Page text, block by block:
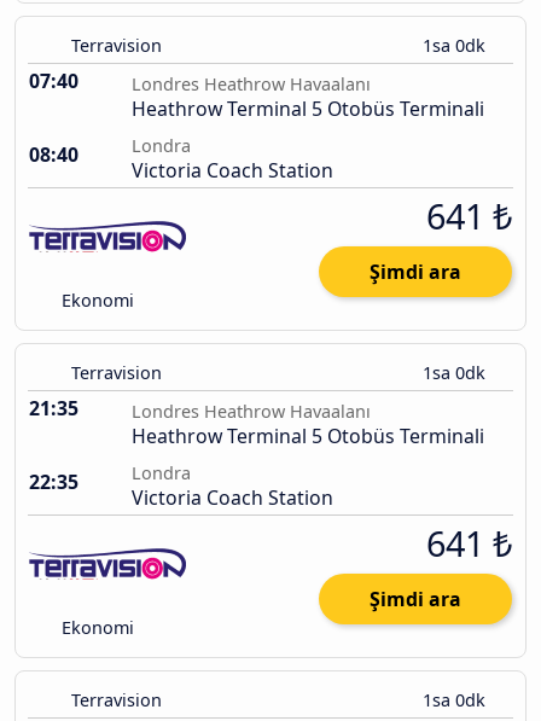
Terravision 1sa 0dk
07:40 Londres Heathrow Havaalanı
Heathrow Terminal 5 Otobüs Terminali
08:40
Londra
Victoria Coach Station
Ekonomi
641 ₺
Şimdi ara
Terravision 1sa 0dk
21:35 Londres Heathrow Havaalanı
Heathrow Terminal 5 Otobüs Terminali
22:35
Londra
Victoria Coach Station
Ekonomi
641 ₺
Şimdi ara
Terravision 1sa 0dk